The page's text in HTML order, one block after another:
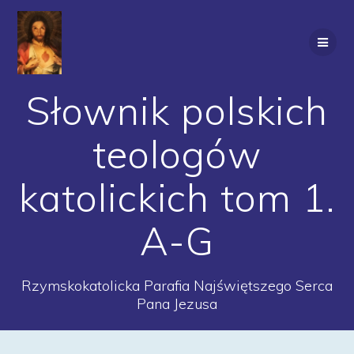
Słownik polskich
teologów
katolickich tom 1.
A-G
Rzymskokatolicka Parafia Najświętszego Serca
Pana Jezusa